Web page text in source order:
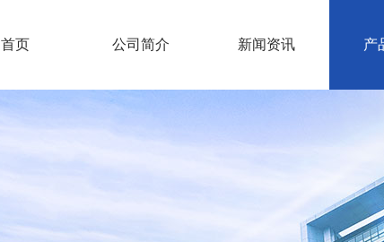
首页 公司简介 新闻资讯 产